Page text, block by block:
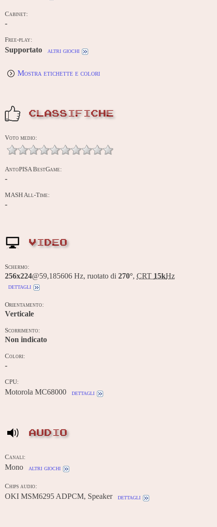
Cabinet:
-
Free-play:
Supportato altri giochi
Mostra etichette e colori
CLASSIFICHE
Voto medio:
AntoPISA BestGame:
-
MASH All-Time:
-
VIDEO
Schermo:
256x224@59,185606 Hz, ruotato di 270°, CRT 15kHz
dettagli
Orientamento:
Verticale
Scorrimento:
Non indicato
Colori:
-
CPU:
Motorola MC68000 dettagli
AUDIO
Canali:
Mono altri giochi
Chips audio:
OKI MSM6295 ADPCM, Speaker dettagli